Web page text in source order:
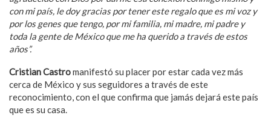
con mi país, le doy gracias por tener este regalo que es mi voz y
por los genes que tengo, por mi familia, mi madre, mi padre y
toda la gente de México que me ha querido a través de estos
años”.
Cristian Castromanifestó su placer por estar cada vez más
cerca de México y sus seguidores a través de este
reconocimiento, con el que confirma que jamás dejará este país
que es su casa.